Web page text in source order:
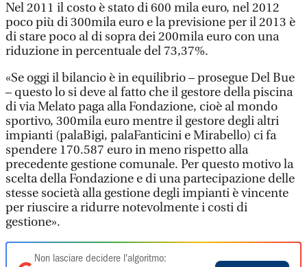
Nel 2011 il costo è stato di 600 mila euro, nel 2012
poco più di 300mila euro e la previsione per il 2013 è
di stare poco al di sopra dei 200mila euro con una
riduzione in percentuale del 73,37%.
«Se oggi il bilancio è in equilibrio – prosegue Del Bue
– questo lo si deve al fatto che il gestore della piscina
di via Melato paga alla Fondazione, cioè al mondo
sportivo, 300mila euro mentre il gestore degli altri
impianti (palaBigi, palaFanticini e Mirabello) ci fa
spendere 170.587 euro in meno rispetto alla
precedente gestione comunale. Per questo motivo la
scelta della Fondazione e di una partecipazione delle
stesse società alla gestione degli impianti è vincente
per riuscire a ridurre notevolmente i costi di
gestione».
Non lasciare decidere l'algoritmo: